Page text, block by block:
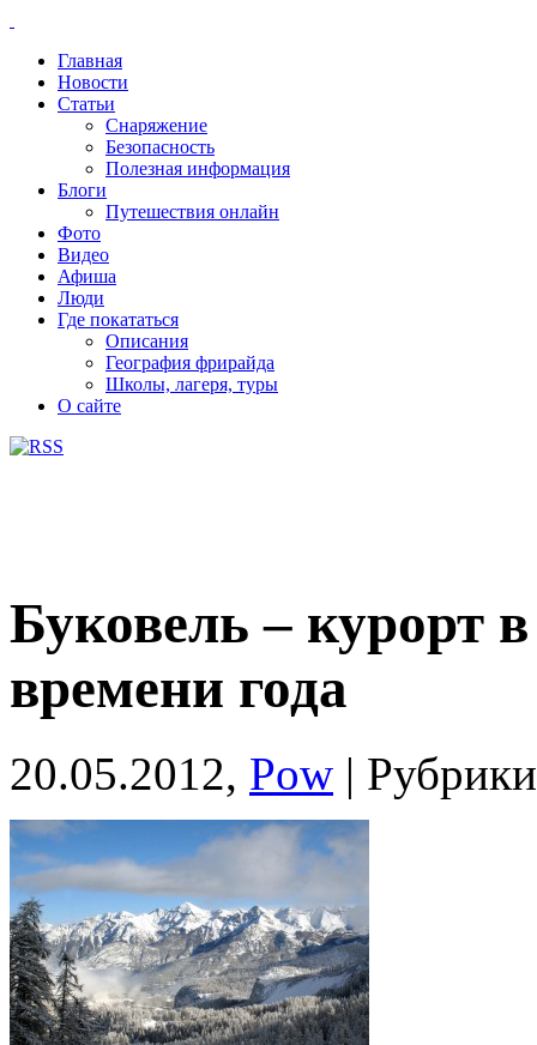
Главная
Новости
Статьи
Снаряжение
Безопасность
Полезная информация
Блоги
Путешествия онлайн
Фото
Видео
Афиша
Люди
Где покататься
Описания
География фрирайда
Школы, лагеря, туры
О сайте
Буковель – курорт
времени года
20.05.2012, Pow |